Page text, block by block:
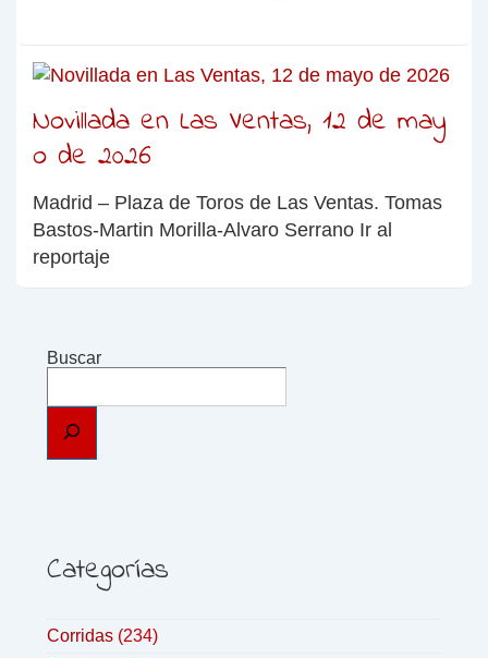
Novillada en Las Ventas, 12 de may
o de 2026
Madrid – Plaza de Toros de Las Ventas. Tomas
Bastos-Martin Morilla-Alvaro Serrano Ir al
reportaje
Buscar
Categorías
Corridas (234)